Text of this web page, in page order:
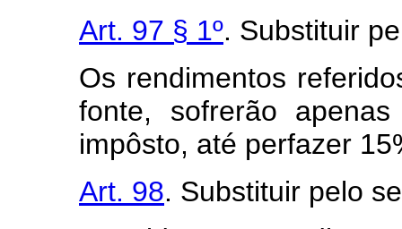
Art. 97 § 1º. Substituir
Os rendimentos
fonte, sofrerão
impôsto, até perfazer
Art. 98. Substituir pelo